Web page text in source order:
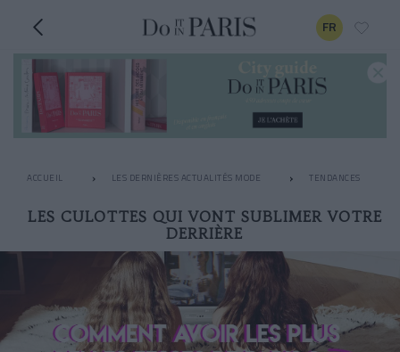
FR
ACCUEIL LES DERNIÈRES ACTUALITÉS MODE TENDANCES
LES CULOTTES QUI VONT SUBLIMER VOTRE
DERRIÈRE